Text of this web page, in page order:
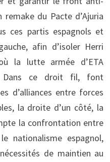
du Pacte d’Ajuria
ces partis espagnols et
afin d’isoler Herri
la lutte armée d’ETA
Dans ce droit fil, font
d’alliances entre forces
la droite d’un côté, la
la confrontation entre
nationalisme espagnol,
de maintien au